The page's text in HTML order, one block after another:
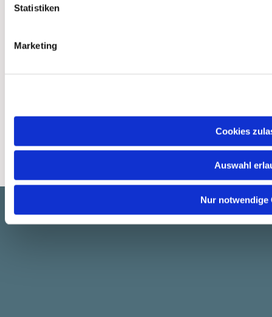
Statistiken
Marketing
Cookies
Auswahl
Nur notwendige